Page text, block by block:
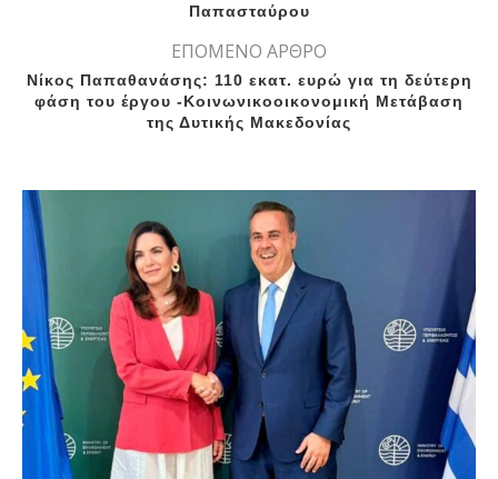
Παπασταύρου
ΕΠΟΜΕΝΟ ΑΡΘΡΟ
Νίκος Παπαθανάσης: 110 εκατ. ευρώ για τη δεύτερη
φάση του έργου -Κοινωνικοοικονομική Μετάβαση
της Δυτικής Μακεδονίας